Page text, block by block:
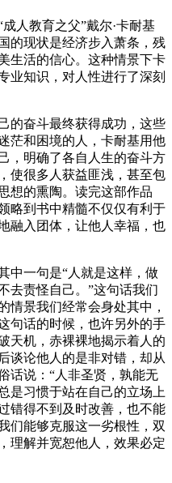
人教育之父”戴尔·卡耐基
的现状是经济步入萧条，残
生活的信心。这种情景下卡
业知识，对人性进行了深刻
的奋斗最终获得成功，这些
茫和困境的人，卡耐基用他
，明确了各自人生的奋斗方
使很多人获益匪浅，甚至包
想的熏陶。读完这部作品
略到书中精髓不仅仅有利于
融入团体，让他人幸福，也
中一句是“人就是这样，做
去责怪自己。”这句话我们
情景我们经常会身处其中，
句话的时候，也许另外的手
天机，赤裸裸地揭示着人的
谈论他人的是非对错，却从
话说：“人非圣贤，孰能无
是习惯于站在自己的立场上
错得不到及时改善，也不能
们能够克服这一劣根性，双
理解并宽恕他人，效果必定